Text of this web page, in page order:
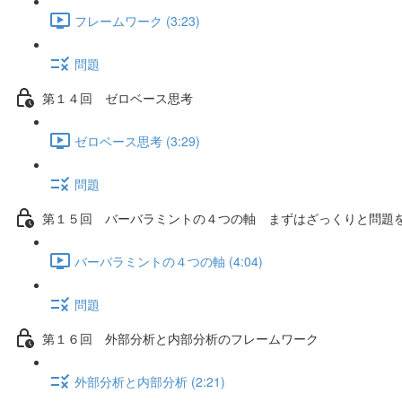
フレームワーク (3:23)
問題
第１４回 ゼロベース思考
ゼロベース思考 (3:29)
問題
第１５回 バーバラミントの４つの軸 まずはざっくりと問題
バーバラミントの４つの軸 (4:04)
問題
第１６回 外部分析と内部分析のフレームワーク
外部分析と内部分析 (2:21)